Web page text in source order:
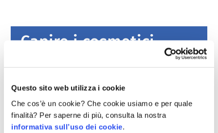
Questo sito web utilizza i cookie
Che cos’è un cookie? Che cookie usiamo e per quale
finalità? Per saperne di più, consulta la nostra
informativa sull’uso dei cookie.
Capire i cosmetici
cosmetici in Europa?
prodotti per l’igiene personale venduti
nell’Unione europea siano sicuri da usare per
le persone. Le aziende e le autorità di
leggi di più